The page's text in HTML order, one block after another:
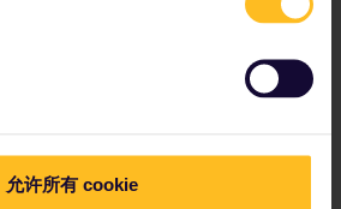
允许所有 cookie
回伦敦的途中不妨在布鲁日稍作停
，欣赏该城的最美景观。